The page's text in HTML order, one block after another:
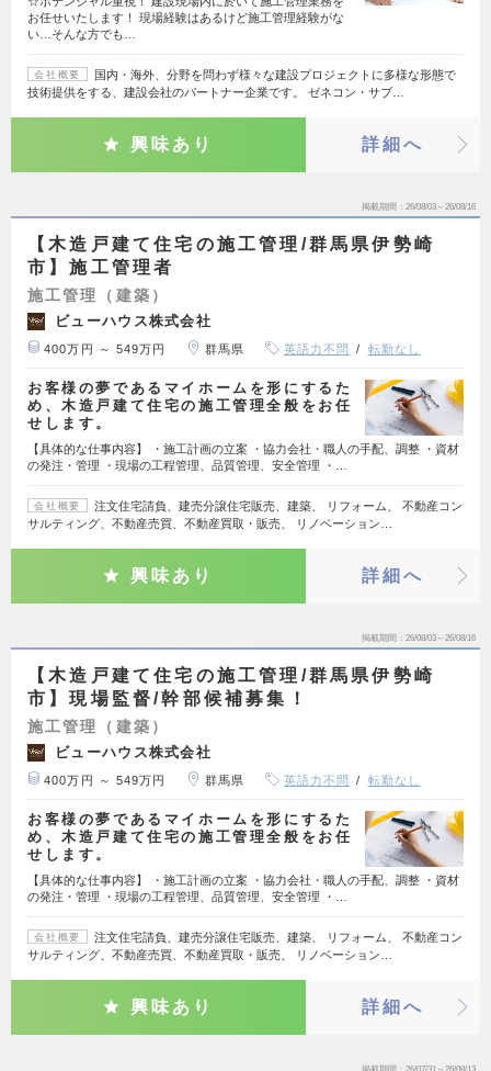
お任せいたします！ 現場経験はあるけど施工管理経験がな
い…そんな方でも…
会社概要
国内・海外、分野を問わず様々な建設プロジェクトに多様な形態で
技術提供をする、建設会社のパートナー企業です。 ゼネコン・サブ…
興味あり 詳細へ
掲載期間 26/08/03～26/08/16
【木造戸建て住宅の施工管理/群馬県伊勢崎
市】施工管理者
施工管理（建築）
ビューハウス株式会社
400万円 ～ 549万円 群馬県 英語力不問 転勤なし
お客様の夢であるマイホームを形にするた
め、木造戸建て住宅の施工管理全般をお任
せします。
【具体的な仕事内容】 ・施工計画の立案 ・協力会社・職人の手配、調整 ・資材
の発注・管理 ・現場の工程管理、品質管理、安全管理 ・…
会社概要
注文住宅請負、建売分譲住宅販売、建築、 リフォーム、 不動産コン
サルティング、不動産売買、不動産買取・販売、 リノベーション…
興味あり 詳細へ
掲載期間 26/08/03～26/08/16
【木造戸建て住宅の施工管理/群馬県伊勢崎
市】現場監督/幹部候補募集！
施工管理（建築）
ビューハウス株式会社
400万円 ～ 549万円 群馬県 英語力不問 転勤なし
お客様の夢であるマイホームを形にするた
め、木造戸建て住宅の施工管理全般をお任
せします。
【具体的な仕事内容】 ・施工計画の立案 ・協力会社・職人の手配、調整 ・資材
の発注・管理 ・現場の工程管理、品質管理、安全管理 ・…
会社概要
注文住宅請負、建売分譲住宅販売、建築、 リフォーム、 不動産コン
サルティング、不動産売買、不動産買取・販売、 リノベーション…
興味あり 詳細へ